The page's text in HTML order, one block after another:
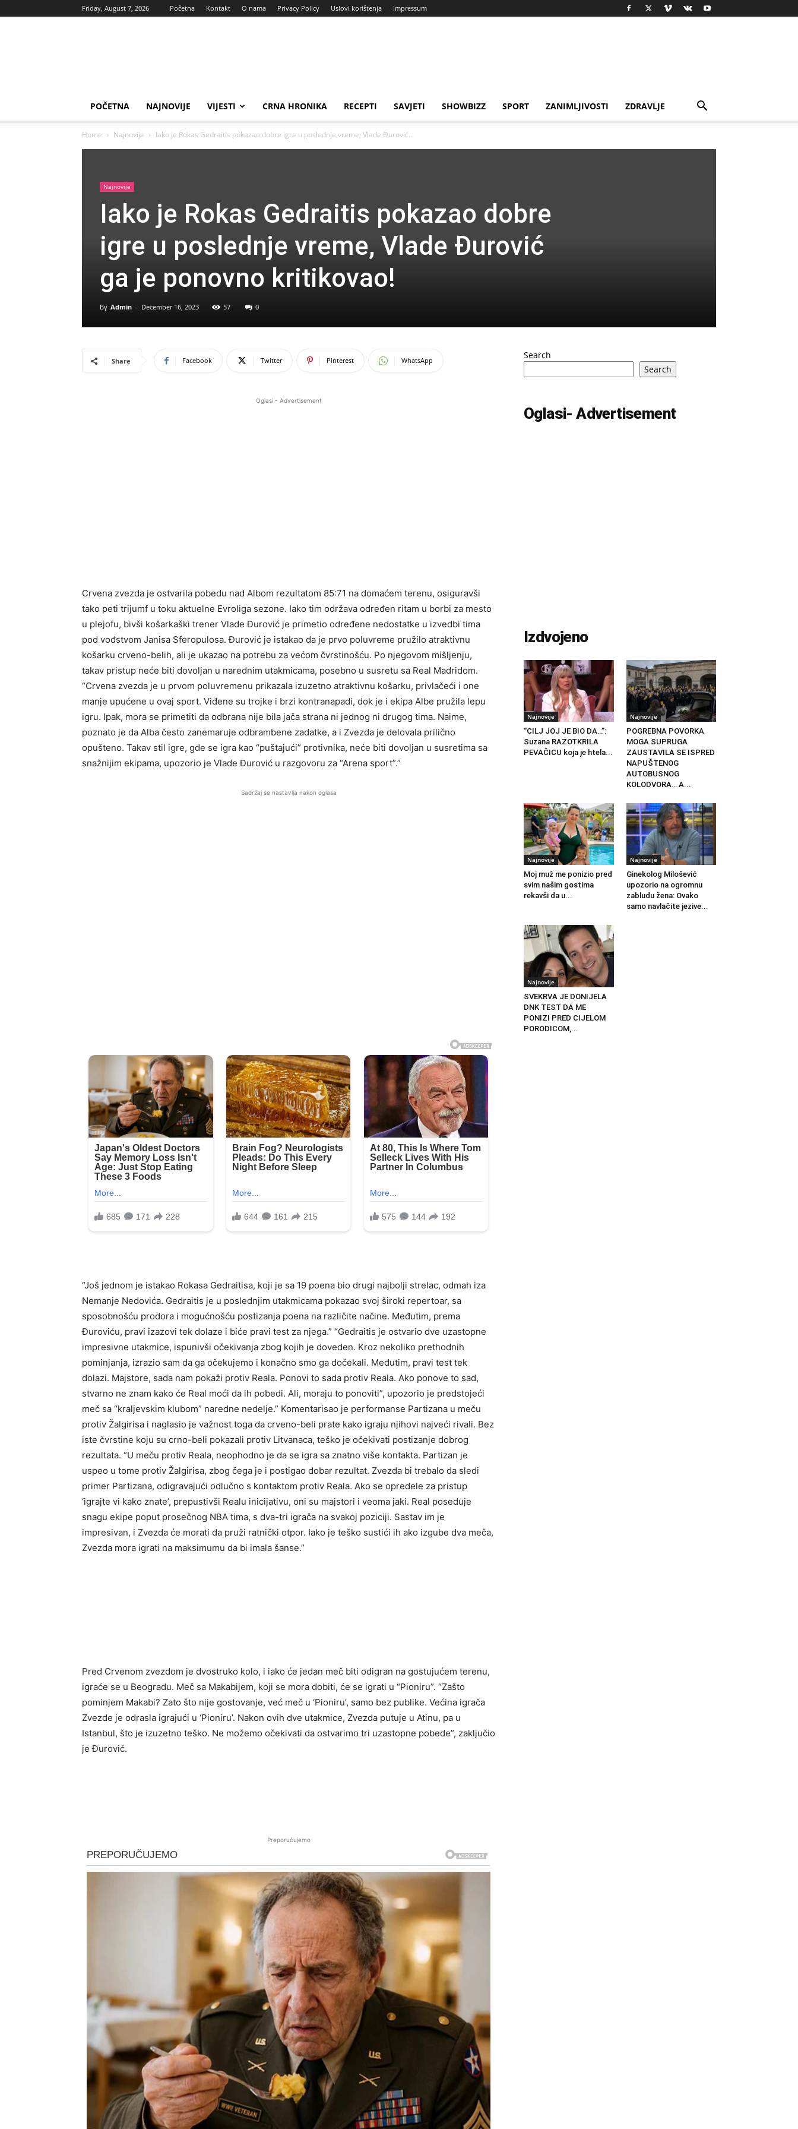
Friday, August 7, 2026 Početna Kontakt O nama Privacy Policy Uslovi korištenja Impressum
POČETNA NAJNOVIJE VIJESTI CRNA HRONIKA RECEPTI SAVJETI SHOWBIZZ SPORT ZANIMLJIVOSTI ZDRAVLJE
Home Najnovije Iako je Rokas Gedraitis pokazao dobre igre u poslednje vreme, Vlade Đurović...
Najnovije
Iako je Rokas Gedraitis pokazao dobre
igre u poslednje vreme, Vlade Đurović
ga je ponovno kritikovao!
By Admin - December 16, 2023 57 0
Share Facebook Twitter Pinterest WhatsApp
Oglasi - Advertisement
Crvena zvezda je ostvarila pobedu nad Albom rezultatom 85:71 na domaćem terenu, osiguravši
tako peti trijumf u toku aktuelne Evroliga sezone. Iako tim održava određen ritam u borbi za mesto
u plejofu, bivši košarkaški trener Vlade Đurović je primetio određene nedostatke u izvedbi tima
pod vođstvom Janisa Sferopulosa. Đurović je istakao da je prvo poluvreme pružilo atraktivnu
košarku crveno-belih, ali je ukazao na potrebu za većom čvrstinošću. Po njegovom mišljenju,
takav pristup neće biti dovoljan u narednim utakmicama, posebno u susretu sa Real Madridom.
“Crvena zvezda je u prvom poluvremenu prikazala izuzetno atraktivnu košarku, privlačeći i one
manje upućene u ovaj sport. Viđene su trojke i brzi kontranapadi, dok je i ekipa Albe pružila lepu
igru. Ipak, mora se primetiti da odbrana nije bila jača strana ni jednog ni drugog tima. Naime,
poznato je da Alba često zanemaruje odbrambene zadatke, a i Zvezda je delovala prilično
opušteno. Takav stil igre, gde se igra kao “puštajući” protivnika, neće biti dovoljan u susretima sa
snažnijim ekipama, upozorio je Vlade Đurović u razgovoru za “Arena sport”.”
Sadržaj se nastavlja nakon oglasa
“Još jednom je istakao Rokasa Gedraitisa, koji je sa 19 poena bio drugi najbolji strelac, odmah iza
Nemanje Nedovića. Gedraitis je u poslednjim utakmicama pokazao svoj široki repertoar, sa
sposobnošću prodora i mogućnošću postizanja poena na različite načine. Međutim, prema
Đuroviću, pravi izazovi tek dolaze i biće pravi test za njega.” “Gedraitis je ostvario dve uzastopne
impresivne utakmice, ispunivši očekivanja zbog kojih je doveden. Kroz nekoliko prethodnih
pominjanja, izrazio sam da ga očekujemo i konačno smo ga dočekali. Međutim, pravi test tek
dolazi. Majstore, sada nam pokaži protiv Reala. Ponovi to sada protiv Reala. Ako ponove to sad,
stvarno ne znam kako će Real moći da ih pobedi. Ali, moraju to ponoviti”, upozorio je predstojeći
meč sa “kraljevskim klubom” naredne nedelje.” Komentarisao je performanse Partizana u meču
protiv Žalgirisa i naglasio je važnost toga da crveno-beli prate kako igraju njihovi najveći rivali. Bez
iste čvrstine koju su crno-beli pokazali protiv Litvanaca, teško je očekivati postizanje dobrog
rezultata. “U meču protiv Reala, neophodno je da se igra sa znatno više kontakta. Partizan je
uspeo u tome protiv Žalgirisa, zbog čega je i postigao dobar rezultat. Zvezda bi trebalo da sledi
primer Partizana, odigravajući odlučno s kontaktom protiv Reala. Ako se opredele za pristup
‘igrajte vi kako znate’, prepustivši Realu inicijativu, oni su majstori i veoma jaki. Real poseduje
snagu ekipe poput prosečnog NBA tima, s dva-tri igrača na svakoj poziciji. Sastav im je
impresivan, i Zvezda će morati da pruži ratnički otpor. Iako je teško sustići ih ako izgube dva meča,
Zvezda mora igrati na maksimumu da bi imala šanse.”
Pred Crvenom zvezdom je dvostruko kolo, i iako će jedan meč biti odigran na gostujućem terenu,
igraće se u Beogradu. Meč sa Makabijem, koji se mora dobiti, će se igrati u “Pioniru”. “Zašto
pominjem Makabi? Zato što nije gostovanje, već meč u ‘Pioniru’, samo bez publike. Većina igrača
Zvezde je odrasla igrajući u ‘Pioniru’. Nakon ovih dve utakmice, Zvezda putuje u Atinu, pa u
Istanbul, što je izuzetno teško. Ne možemo očekivati da ostvarimo tri uzastopne pobede”, zaključio
je Đurović.
Preporučujemo
Search
Search
Oglasi- Advertisement
Izdvojeno
Najnovije
“CILJ JOJ JE BIO DA…”:
Suzana RAZOTKRILA
PEVAČICU koja je htela...
Najnovije
POGREBNA POVORKA
MOGA SUPRUGA
ZAUSTAVILA SE ISPRED
NAPUŠTENOG
AUTOBUSNOG
KOLODVORA… A...
Najnovije
Moj muž me ponizio pred
svim našim gostima
rekavši da u...
Najnovije
Ginekolog Milošević
upozorio na ogromnu
zabludu žena: Ovako
samo navlačite jezive...
Najnovije
SVEKRVA JE DONIJELA
DNK TEST DA ME
PONIZI PRED CIJELOM
PORODICOM,...